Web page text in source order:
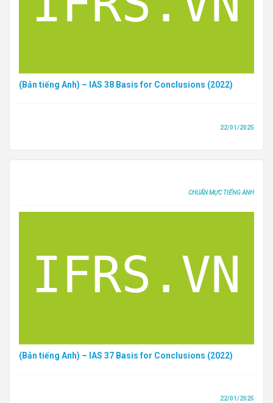
(Bản tiếng Anh) – IAS 38 Basis for Conclusions (2022)
22/01/2025
CHUẨN MỰC TIẾNG ANH
(Bản tiếng Anh) – IAS 37 Basis for Conclusions (2022)
22/01/2025